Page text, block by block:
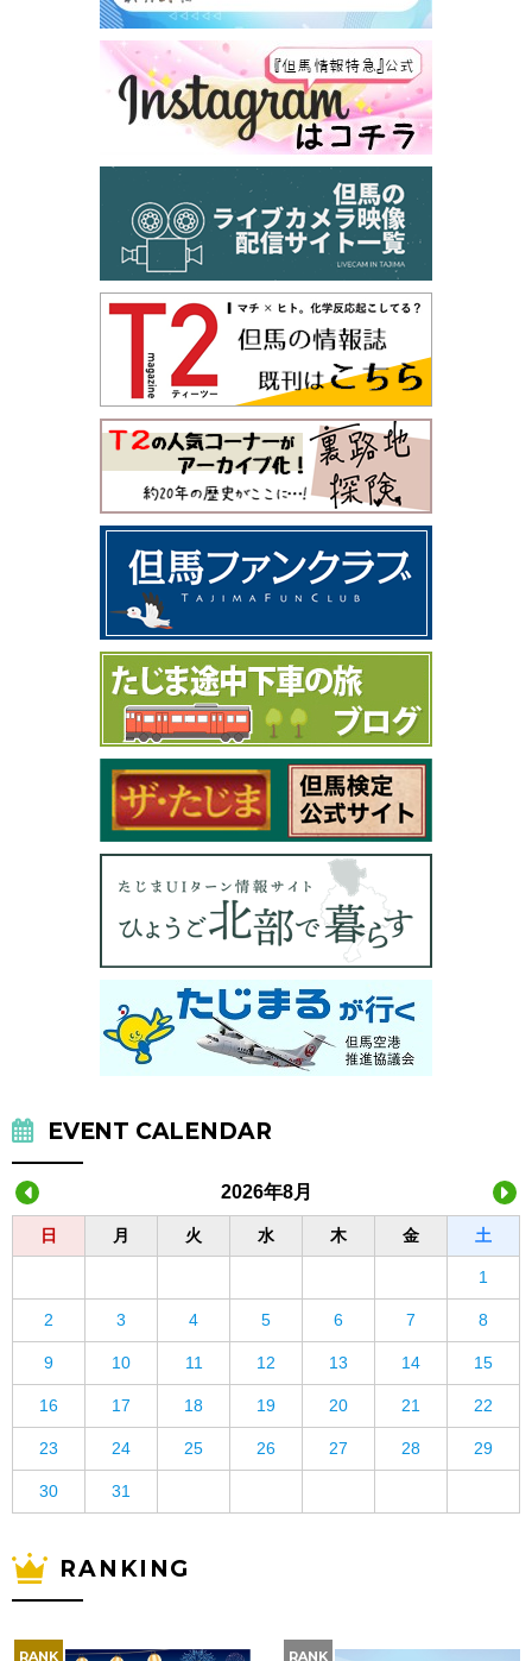
EVENT CALENDAR
2026年8月
日 月 火 水 木 金 土
1
2 3 4 5 6 7 8
9 10 11 12 13 14 15
16 17 18 19 20 21 22
23 24 25 26 27 28 29
30 31
RANKING